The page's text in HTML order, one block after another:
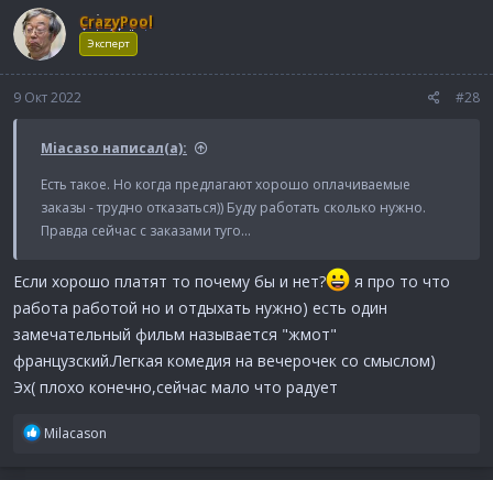
к
ц
и
и
CrazyPool
Эксперт
9 Окт 2022 #28
Miacaso написал(а):
Есть такое. Но когда предлагают хорошо оплачиваемые
заказы - трудно отказаться)) Буду работать сколько нужно.
Правда сейчас с заказами туго...
Если хорошо платят то почему бы и нет?
я про то что
работа работой но и отдыхать нужно) есть один
замечательный фильм называется "жмот"
французский.Легкая комедия на вечерочек со смыслом)
Эх( плохо конечно,сейчас мало что радует
Р
Milacason